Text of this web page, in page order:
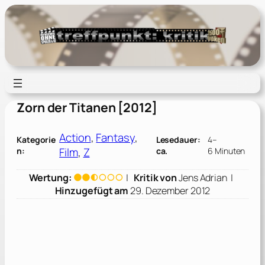
Zum
Inhalt
springen
Zorn der Titanen [2012]
Kategorie
n:
Action, Fantasy
Film, Z
Lesedauer:
ca.
4–
6 Minuten
Wertung: | Kritik vonJens Adrian|
Hinzugefügt am29. Dezember 2012